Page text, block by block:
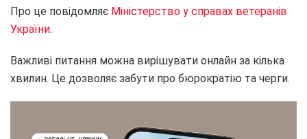
Про це повідомляє Міністерство у справах ветеранів
України.
Важливі питання можна вирішувати онлайн за кілька
хвилин. Це дозволяє забути про бюрократію та черги.